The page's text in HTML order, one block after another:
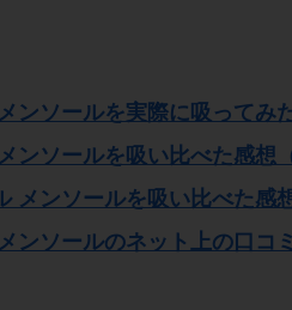
ンソールを実際に吸ってみ
ンソールを吸い比べた感想
メンソールを吸い比べた感
ンソールのネット上の口コミ